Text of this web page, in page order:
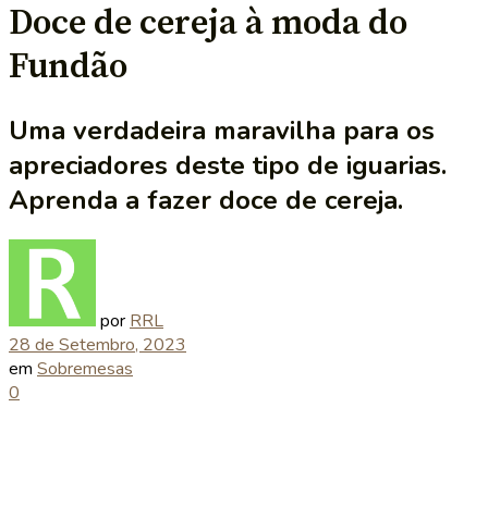
Doce de cereja à moda do
Fundão
Uma verdadeira maravilha para os
apreciadores deste tipo de iguarias.
Aprenda a fazer doce de cereja.
por RRL
28 de Setembro, 2023
em Sobremesas
0